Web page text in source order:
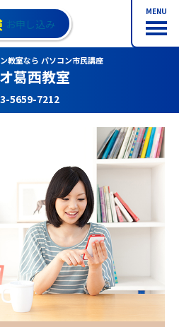
MENU
お申し込み
教室なら パソコン市民講座
葛西教室
5659-7212